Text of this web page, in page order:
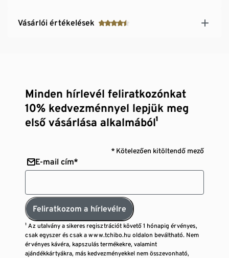
Vásárlói értékelések
Minden hírlevél feliratkozónkat
10% kedvezménnyel lepjük meg
első vásárlása alkalmából¹
* Kötelezően kitöltendő mező
E-mail cím*
Feliratkozom a hírlevélre
¹ Az utalvány a sikeres regisztrációt követő 1 hónapig érvényes,
csak egyszer és csak a www.tchibo.hu oldalon beváltható. Nem
érvényes kávéra, kapszulás termékekre, valamint
ajándékkártyákra, más kedvezményekkel nem összevonható,